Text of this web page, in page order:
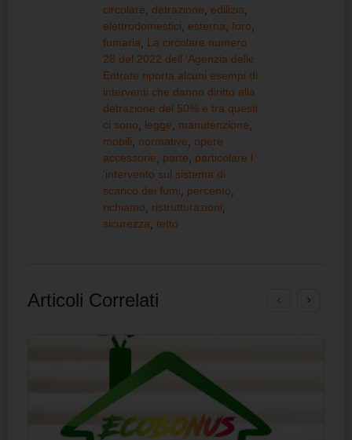
circolare, detrazione, edilizia,
elettrodomestici, esterna, foro,
fumaria, La circolare numero
28 del 2022 dell 'Agenzia delle
Entrate riporta alcuni esempi di
interventi che danno diritto alla
detrazione del 50% e tra questi
ci sono, legge, manutenzione,
mobili, normative, opere
accessorie, parte, particolare l
'intervento sul sistema di
scarico dei fumi, percento,
richiamo, ristrutturazioni,
sicurezza, tetto
Articoli Correlati